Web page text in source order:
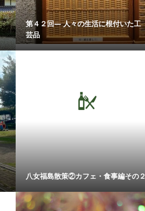
第４２回― 人々の生活に根付いた工
芸品
八女福島散策②カフェ・食事編その２